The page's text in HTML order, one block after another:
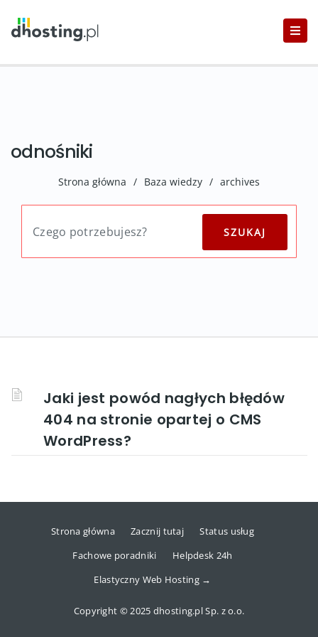
odnośniki
Strona główna / Baza wiedzy / archives
Jaki jest powód nagłych błędów
404 na stronie opartej o CMS
WordPress?
Strona główna Zacznij tutaj
Status usług
Fachowe poradniki
Helpdesk 24h
Elastyczny Web Hosting →
Copyright © 2025 dhosting.pl Sp. z o.o.